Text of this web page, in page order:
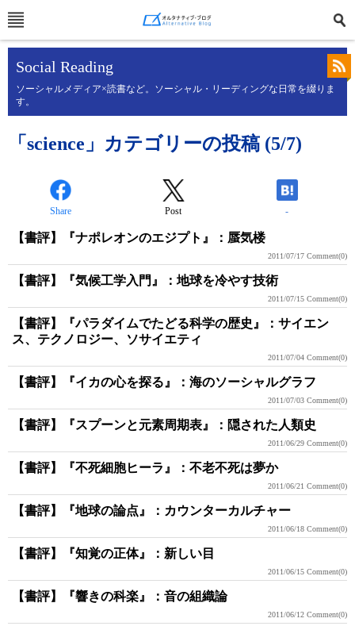
Social Reading
ソーシャルメディア×読書など。ソーシャル・リーディングな日常を綴りま
す。
「science」カテゴリーの投稿 (5/7)
Share Post -
【書評】『ナポレオンのエジプト』：蜃気楼
2011/07/17 Comment(0)
【書評】『気候工学入門』：地球を冷やす技術
2011/07/15 Comment(0)
【書評】『パラダイムでたどる科学の歴史』：サイエン
ス、テクノロジー、ソサイエティ
2011/07/04 Comment(0)
【書評】『イカの心を探る』：海のソーシャルグラフ
2011/07/03 Comment(0)
【書評】『スプーンと元素周期表』：隠された人類史
2011/06/29 Comment(0)
【書評】『不死細胞ヒーラ』：不老不死は夢か
2011/06/21 Comment(0)
【書評】『地球の論点』：カウンターカルチャー
2011/06/18 Comment(0)
【書評】『知覚の正体』：新しい目
2011/06/15 Comment(0)
【書評】『響きの科楽』：音の組織論
2011/06/12 Comment(0)